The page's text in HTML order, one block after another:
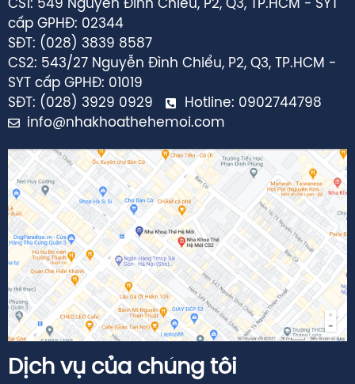
cấp GPHĐ: 02344
SĐT: (028) 3839 8587
CS2: 543/27 Nguyễn Đình Chiểu, P2, Q3, TP.HCM -
SYT cấp GPHĐ: 01019
SĐT: (028) 3929 0929
info@nhakhoathehemoi.com
Dịch vụ của chúng tôi